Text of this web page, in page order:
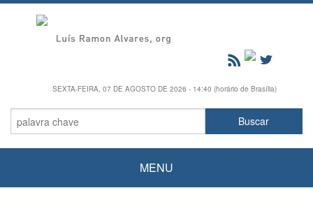
SEXTA-FEIRA, 07 DE AGOSTO DE 2026 - 14:40 (horário de Brasília)
MENU